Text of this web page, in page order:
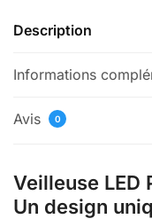
Description
Informations
Avis 0
Veilleuse LED
Un design